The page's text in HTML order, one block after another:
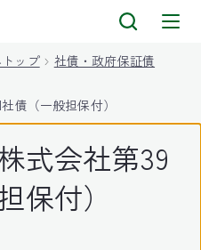
ップ
社債・政府保証債
債（一般担保付）
式会社第39
保付）